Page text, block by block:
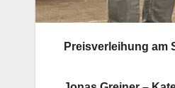
Preisverleihung am